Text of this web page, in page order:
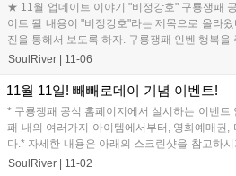
★ 11월 업데이트 이야기 "비정강호" 구룡쟁패
이트 될 내용이 "비정강호"라는 제목으로 올라
진을 통해서 보도록 하자. 구룡쟁패 인벤 행복을
SoulRiver
11-06
11월 11일! 빼빼로데이 기념 이벤트!
* 구룡쟁패 공식 홈페이지에서 실시하는 이벤트
패 내의 여러가지 아이템에서부터, 영화예매권,
다.* 자세한 내용은 아래의 스크린샷을 참고하
이 이벤트...
SoulRiver 11-02